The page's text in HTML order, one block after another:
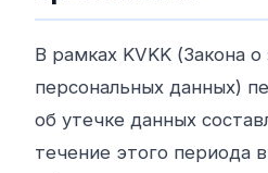
В рамках KVKK (Закона
персональных данных)
об утечке данных
течение этого периода